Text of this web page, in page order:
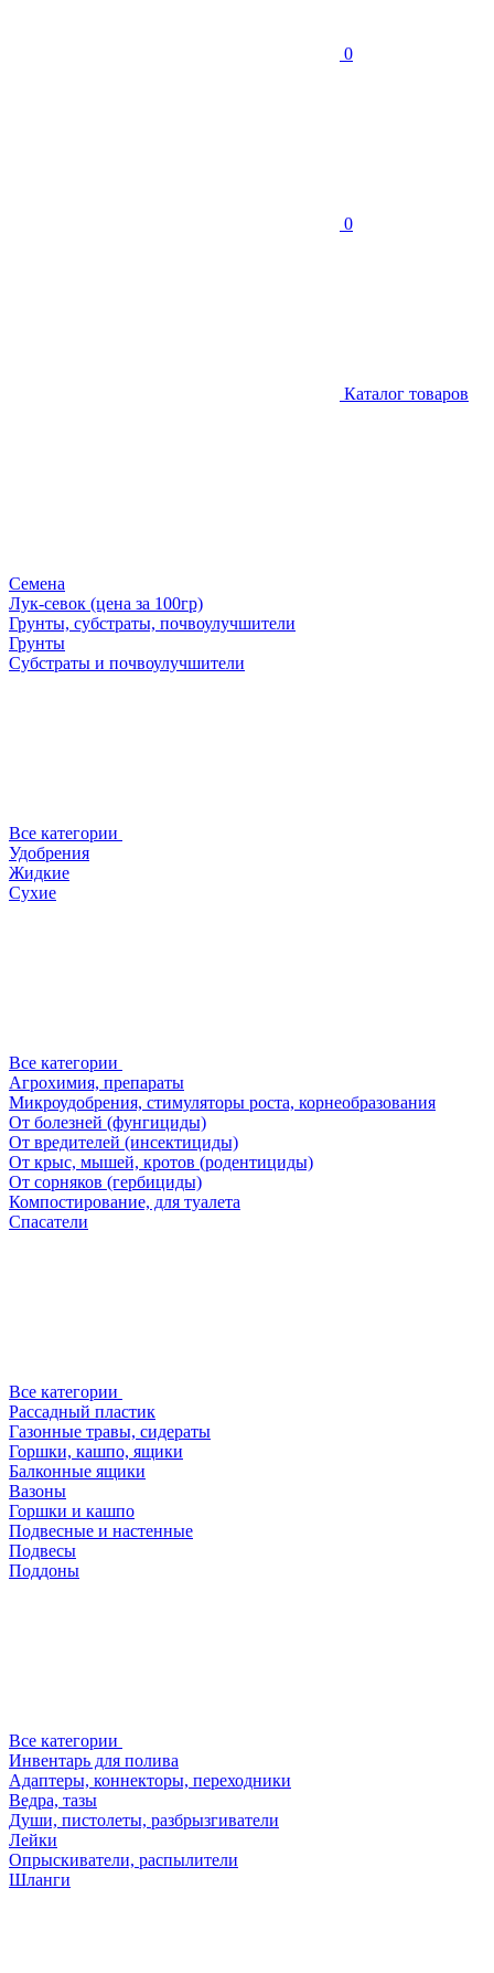
0
0
Каталог товаров
Семена
Лук-севок (цена за 100гр)
Грунты, субстраты, почвоулучшители
Грунты
Субстраты и почвоулучшители
Все категории
Удобрения
Жидкие
Сухие
Все категории
Агрохимия, препараты
Микроудобрения, стимуляторы роста, корнеобразования
От болезней (фунгициды)
От вредителей (инсектициды)
От крыс, мышей, кротов (родентициды)
От сорняков (гербициды)
Компостирование, для туалета
Спасатели
Все категории
Рассадный пластик
Газонные травы, сидераты
Горшки, кашпо, ящики
Балконные ящики
Вазоны
Горшки и кашпо
Подвесные и настенные
Подвесы
Поддоны
Все категории
Инвентарь для полива
Адаптеры, коннекторы, переходники
Ведра, тазы
Души, пистолеты, разбрызгиватели
Лейки
Опрыскиватели, распылители
Шланги